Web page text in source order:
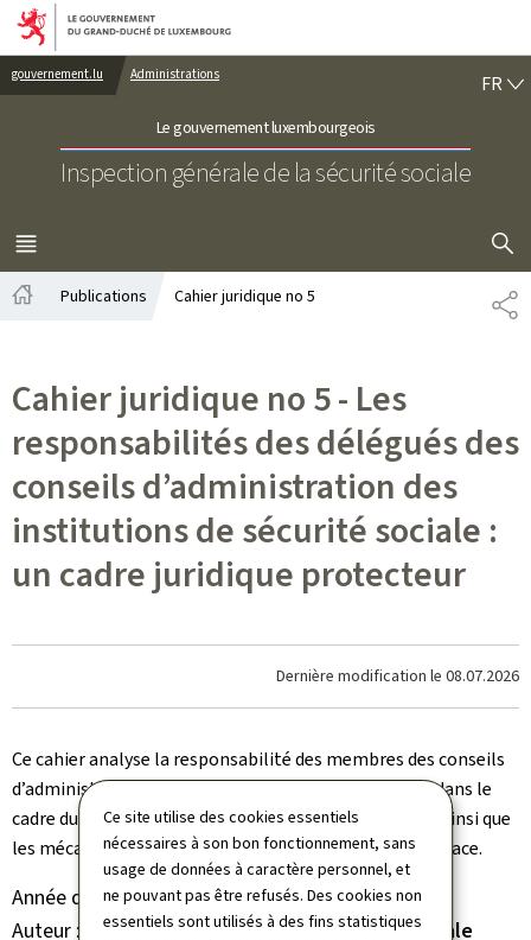
Ce site utilise des cookies essentiels
nécessaires à son bon fonctionnement, sans
usage de données à caractère personnel, et
ne pouvant pas être refusés. Des cookies non
essentiels sont utilisés à des fins statistiques
Aller au menu principal
Aller au contenu
gouvernement.lu Administrations
Le gouvernement luxembourgeois
Inspection générale de la sécurité sociale
FR
MENU
PRINCIPAL
Publications Cahier juridique no 5
Cahier juridique no 5 - Les
responsabilités des délégués des
conseils d’administration des
institutions de sécurité sociale :
un cadre juridique protecteur
Dernière modification le 08.07.2026
Ce cahier analyse la responsabilité des membres des conseils
d’administration des institutions de sécurité sociale dans le
cadre du système de sécurité sociale luxembourgeois ainsi que
les mécanismes de protection et de contrôle mis en place.
Année de parution 2026
Auteur
Inspection générale de la sécurité sociale